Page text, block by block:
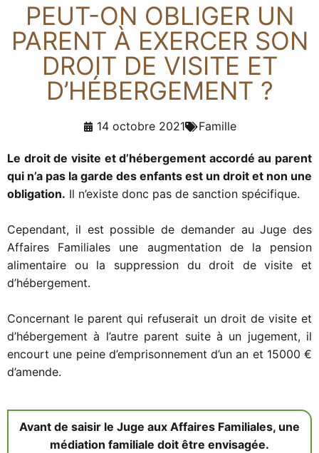
PEUT-ON OBLIGER UN
PARENT À EXERCER SON
DROIT DE VISITE ET
D’HÉBERGEMENT ?
14 octobre 2021 Famille
Le droit de visite et d’hébergement accordé au parent
qui n’a pas la garde des enfants est un droit et non une
obligation. Il n’existe donc pas de sanction spécifique.
Cependant, il est possible de demander au Juge des
Affaires Familiales une augmentation de la pension
alimentaire ou la suppression du droit de visite et
d’hébergement.
Concernant le parent qui refuserait un droit de visite et
d’hébergement à l’autre parent suite à un jugement, il
encourt une peine d’emprisonnement d’un an et 15000 €
d’amende.
Avant de saisir le Juge aux Affaires Familiales, une
médiation familiale doit être envisagée.